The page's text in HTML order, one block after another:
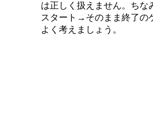
は正しく扱えません。ちな
スタート→そのまま終了の
よく考えましょう。